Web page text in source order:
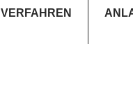
VERFAHREN